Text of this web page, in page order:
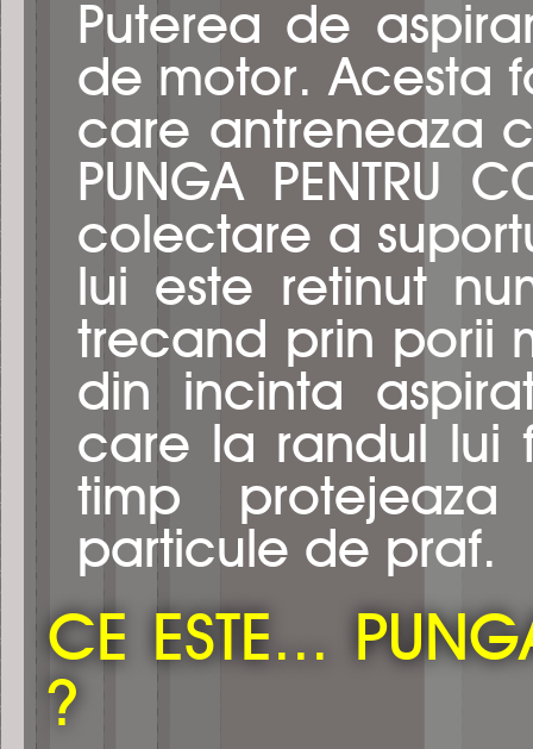
Puterea de
de motor. Acesta
care antreneaza
PUNGA PENTRU
colectare a
lui este retinut
trecand prin porii
din incinta
care la randul lui
timp
particule de praf.
CE ESTE...
?